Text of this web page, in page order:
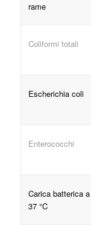
rame
Coliformi totali
Escherichia coli
Enterococchi
Carica batterica a
37 °C